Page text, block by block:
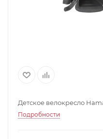
Детское велокресло
Подробности